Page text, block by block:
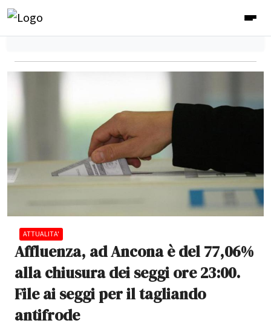
ATTUALITA'
Affluenza, ad Ancona è del 77,06%
alla chiusura dei seggi ore 23:00.
File ai seggi per il tagliando
antifrode